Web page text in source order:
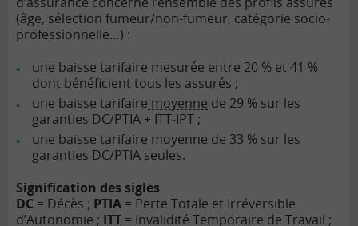
(âge, sélection fumeur/non-fumeur, catégorie socio-
professionnelle…) :
une baisse tarifaire mesurée entre 20 % et 41 %
dont bénéficient tous les assurés ;
une baisse tarifaire moyenne de 29 % sur les
garanties DC/PTIA + ITT-IPT ;
une baisse tarifaire moyenne de 33 % sur les
garanties DC/PTIA seules.
Signification des sigles
DC = Décès ; PTIA = Perte Totale et Irréversible
d’Autonomie ; ITT = Invalidité Temporaire de Travail ;